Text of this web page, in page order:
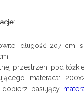
długość 207 cm,
przestrzeni pod
materaca:
pasujący